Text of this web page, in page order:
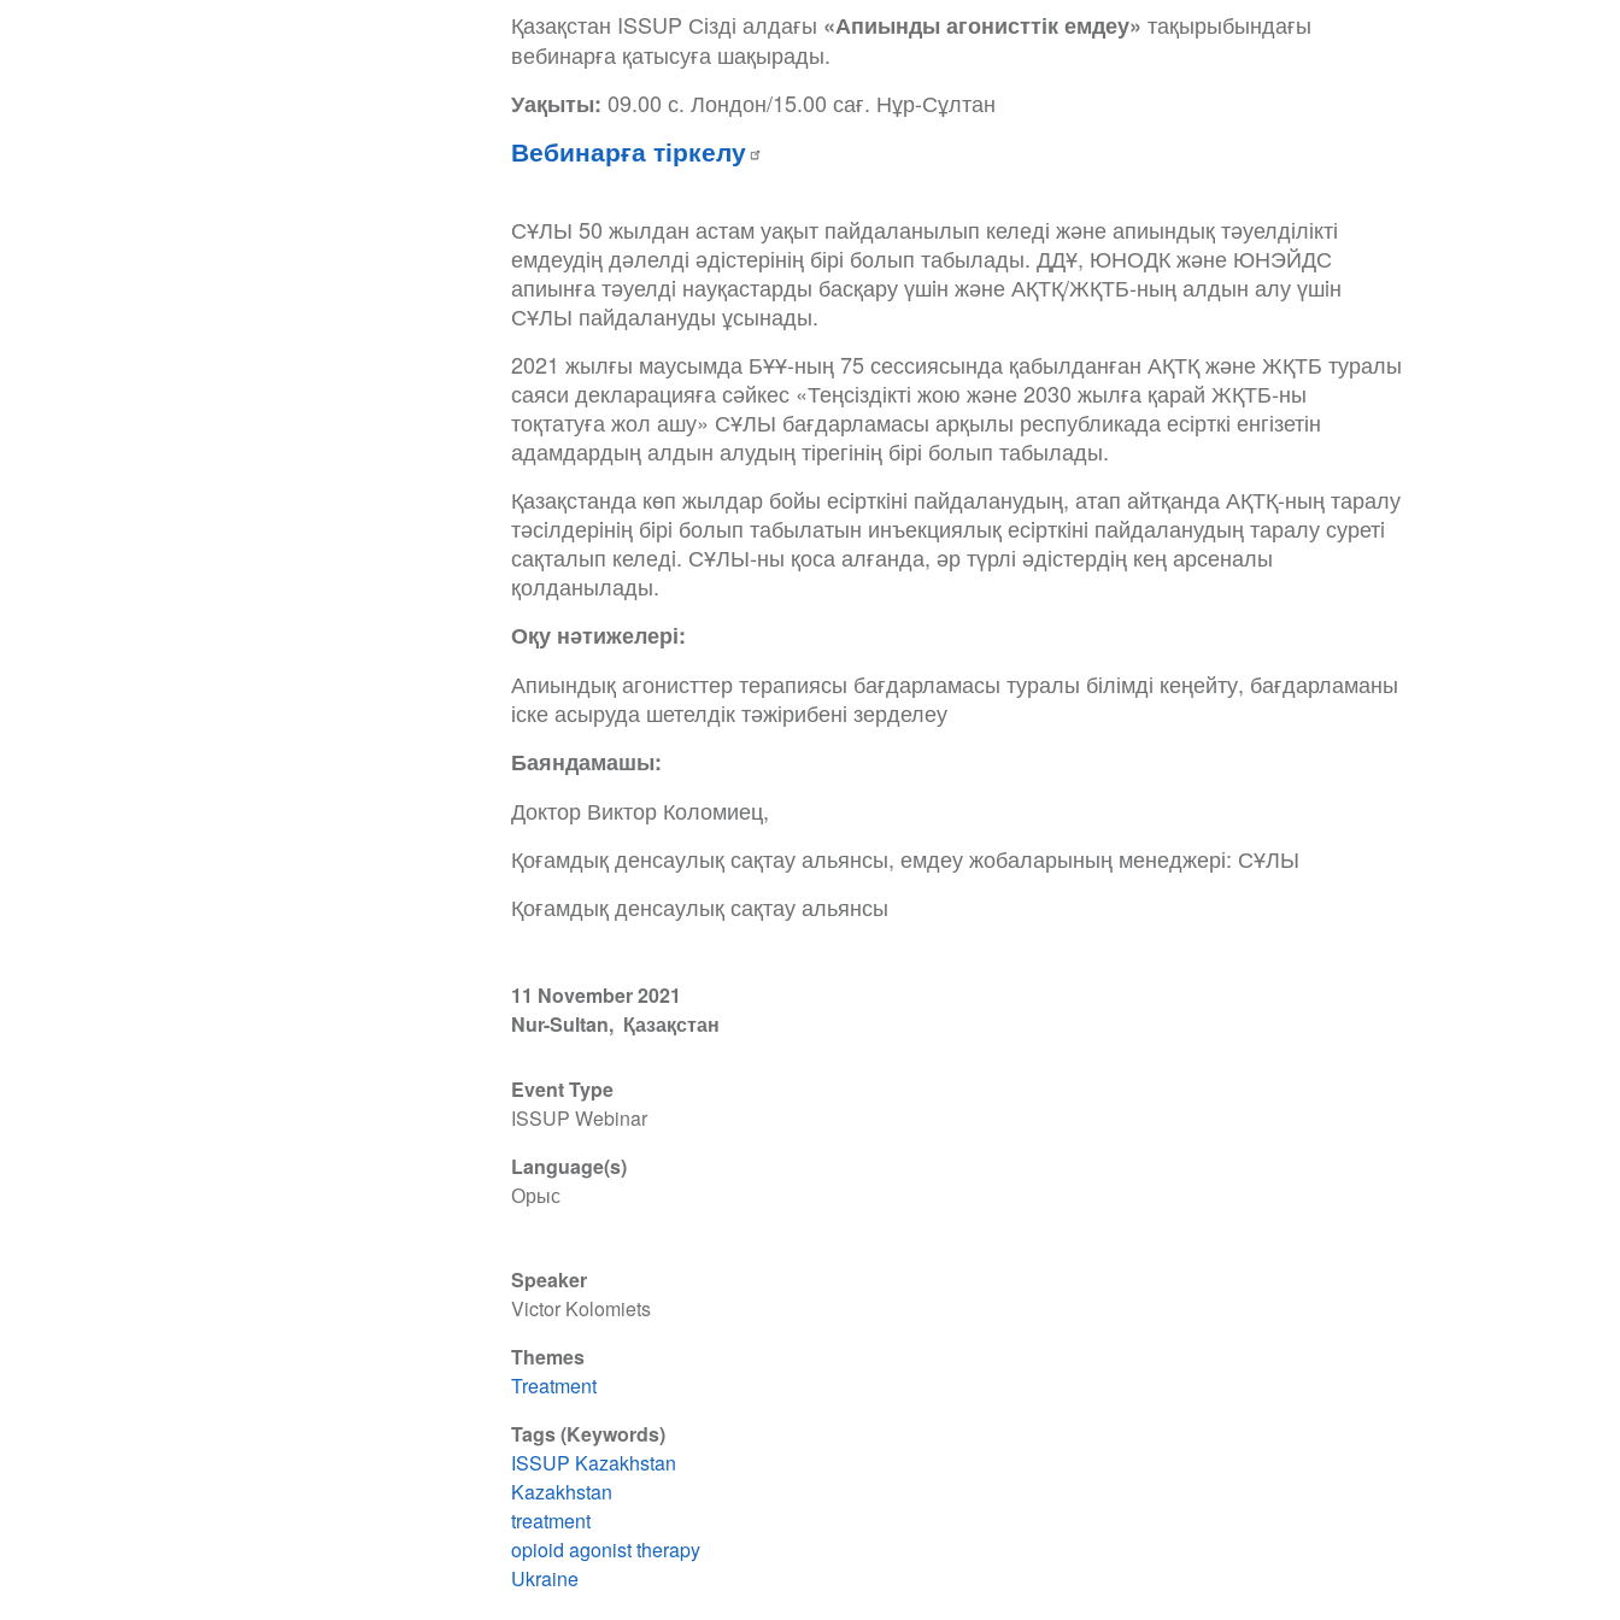
11 November 2021
Nur-Sultan
Қазақстан
Event Type
ISSUP Webinar
Language(s)
Орыс
Speaker
Victor Kolomiets
Themes
Treatment
Tags (Keywords)
ISSUP Kazakhstan
Kazakhstan
treatment
opioid agonist therapy
Ukraine
Қазақстан ISSUP Сізді алдағы «Апиынды агонисттік емдеу» тақырыбындағы
вебинарға қатысуға шақырады.
Уақыты: 09.00 с. Лондон/15.00 сағ. Нұр-Сұлтан
Вебинарға тіркелу
СҰЛЫ 50 жылдан астам уақыт пайдаланылып келеді және апиындық тәуелділікті
емдеудің дәлелді әдістерінің бірі болып табылады. ДДҰ, ЮНОДК және ЮНЭЙДС
апиынға тәуелдi науқастарды басқару үшiн және АҚТҚ/ЖҚТБ-ның алдын алу үшiн
СҰЛЫ пайдалануды ұсынады.
2021 жылғы маусымда БҰҰ-ның 75 сессиясында қабылданған АҚТҚ және ЖҚТБ туралы
саяси декларацияға сәйкес «Теңсіздікті жою және 2030 жылға қарай ЖҚТБ-ны
тоқтатуға жол ашу» СҰЛЫ бағдарламасы арқылы республикада есірткі енгізетін
адамдардың алдын алудың тірегінің бірі болып табылады.
Қазақстанда көп жылдар бойы есiрткiнi пайдаланудың, атап айтқанда АҚТҚ-ның таралу
тәсiлдерiнiң бiрi болып табылатын инъекциялық есiрткiнi пайдаланудың таралу суретi
сақталып келедi. СҰЛЫ-ны қоса алғанда, әр түрлі әдістердің кең арсеналы
қолданылады.
Оқу нәтижелері:
Апиындық агонисттер терапиясы бағдарламасы туралы білімді кеңейту, бағдарламаны
іске асыруда шетелдік тәжірибені зерделеу
Баяндамашы:
Доктор Виктор Коломиец,
Қоғамдық денсаулық сақтау альянсы, емдеу жобаларының менеджері: СҰЛЫ
Қоғамдық денсаулық сақтау альянсы